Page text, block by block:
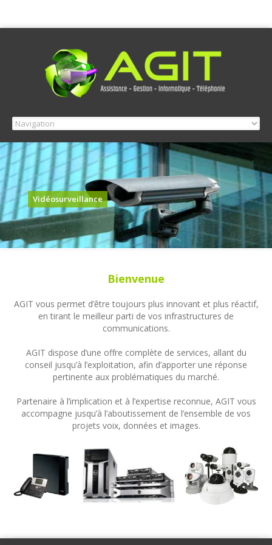
Vidéosurveillance
Bienvenue
AGIT vous permet d’être toujours plus innovant et plus réactif,
en tirant le meilleur parti de vos infrastructures de
communications.
AGIT dispose d’une offre complète de services, allant du
conseil jusqu’à l’exploitation, afin d’apporter une réponse
pertinente aux problématiques du marché.
Partenaire à l’implication et à l’expertise reconnue, AGIT vous
accompagne jusqu’à l’aboutissement de l’ensemble de vos
projets voix, données et images.